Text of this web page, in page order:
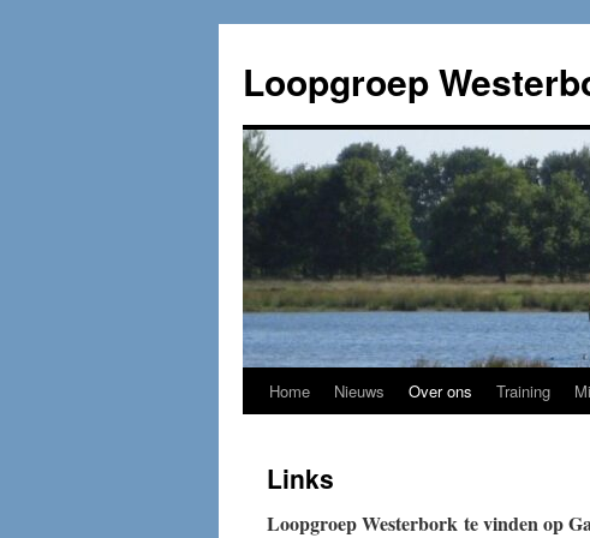
Loopgroep
Home Nieuws Over ons Training
Links
Loopgroep Westerbork te vinden op